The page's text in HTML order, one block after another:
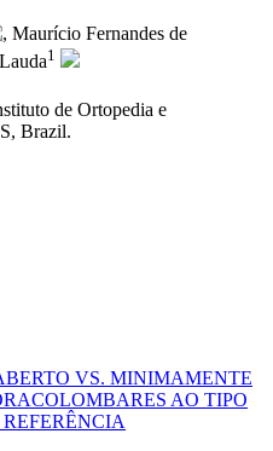
, Maurício Fernandes de
1
de Ortopedia e
Brazil.
VS. MINIMAMENTE
AO TIPO